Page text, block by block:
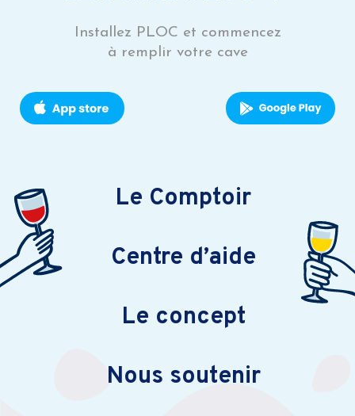
Installez PLOC et commencez
à remplir votre cave
Le Comptoir
Centre d’aide
Le concept
Nous soutenir